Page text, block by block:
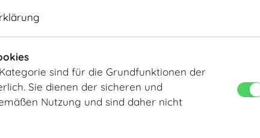
Airport Train Vienna International Airport bis
Bus zum Westbahnhof
mit U3
sind für die Grundfunktionen der
Sie dienen der sicheren und
Nutzung und sind daher nicht